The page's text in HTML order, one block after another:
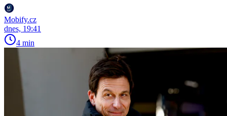
Mobify.cz
dnes, 19:41
4 min